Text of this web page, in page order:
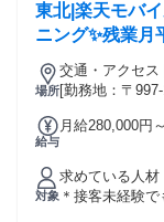
東北|楽天モバ
ニング✨残業月
場所
交通・アクセ
[勤務地：〒
給与
月給280,000円
れる通勤・皆
るその他手当金額：なし ※遠方の場合
対象
求めている人
＊接客未経験でも、 新しいことを学ぶ意欲のあ